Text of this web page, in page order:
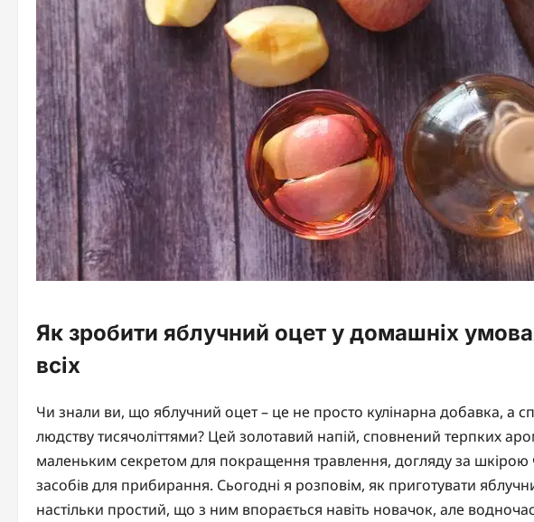
Як зробити яблучний оцет у домашніх
всіх
Чи знали ви, що яблучний оцет – це не просто кулінарна добавка, а
людству тисячоліттями? Цей золотавий напій, сповнений терпких
маленьким секретом для покращення травлення, догляду за шкірою
засобів для прибирання. Сьогодні я розповім, як приготувати
настільки простий, що з ним впорається навіть новачок, але